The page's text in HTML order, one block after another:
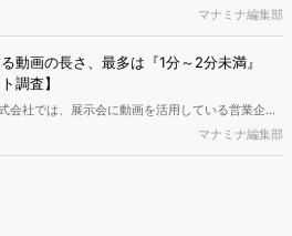
がありました。また生成AI利用は約1.6倍に伸長
を追う形でGeminiも15.1%へ拡大するなど、ユー
化が進んでいます。WebマーケターやSEO担当者
概要です。※本レポートは記事のフォームから無
また、レポートをDLしていただいた方には特典も
。
マナミナ編集部
動画の長さ、最多は『1分～2分未満』
調査】
会社では、展示会に動画を活用している営業企
担当者を対象に、展示会における動画活用の実態
を公開しました。
マナミナ編集部